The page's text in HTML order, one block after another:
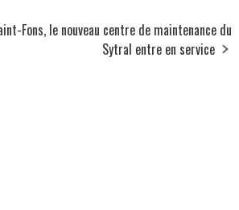
Fons, le nouveau centre de maintenance du
Sytral entre en service